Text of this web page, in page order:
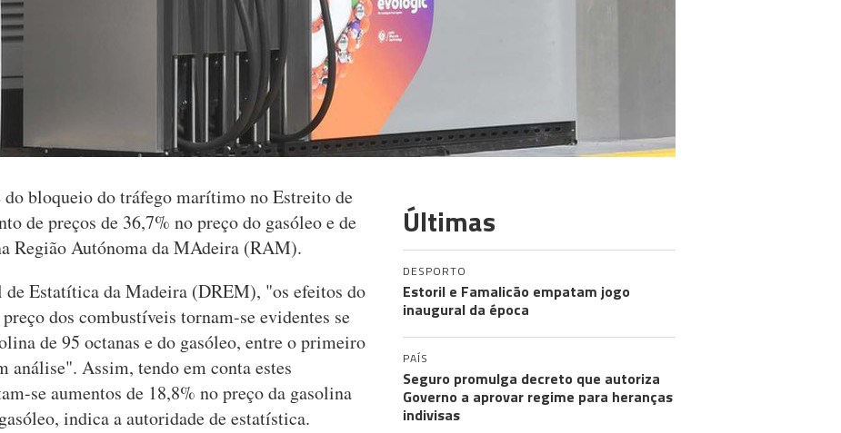
bloqueio do tráfego marítimo no Estreito de
de preços de 36,7% no preço do gasóleo e de
Região Autónoma da MAdeira (RAM).
de Estatítica da Madeira (DREM), "os efeitos do
dos combustíveis tornam-se evidentes se
de 95 octanas e do gasóleo, entre o primeiro
Assim, tendo em conta estes
se aumentos de 18,8% no preço da gasolina
indica a autoridade de estatística.
Últimas
DESPORTO
Estoril e Famalicão empatam jogo
inaugural da época
PAÍS
Seguro promulga decreto que autoriza
Governo a aprovar regime para heranças
indivisas